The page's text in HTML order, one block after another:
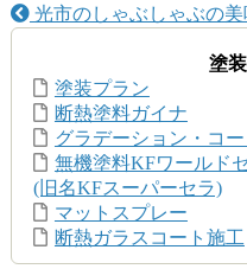
光市のしゃぶしゃぶの
塗
塗装プラン
断熱塗料ガイナ
グラデーション・コー
無機塗料KFワールド
(旧名KFスーパーセラ)
マットスプレー
断熱ガラスコート施工